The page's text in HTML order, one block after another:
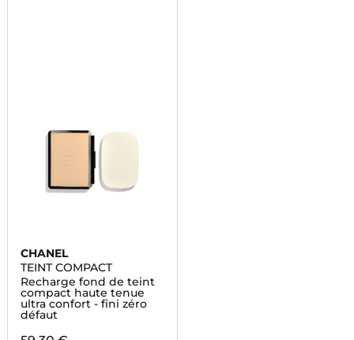
CHANEL
TEINT COMPACT
Recharge fond de teint
compact haute tenue
ultra confort - fini zéro
défaut